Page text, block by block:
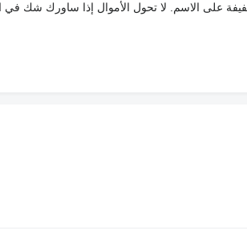
على الاسم. لا تحول الأموال إذا ساورك شك في